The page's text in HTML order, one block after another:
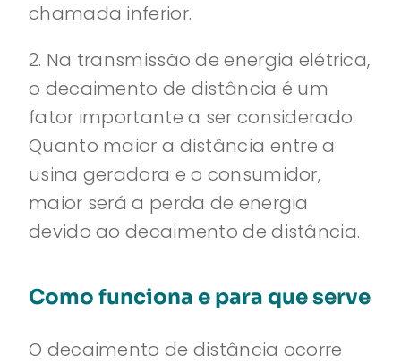
chamada inferior.
2. Na transmissão de energia elétrica,
o decaimento de distância é um
fator importante a ser considerado.
Quanto maior a distância entre a
usina geradora e o consumidor,
maior será a perda de energia
devido ao decaimento de distância.
Como funciona e para que serve
O decaimento de distância ocorre